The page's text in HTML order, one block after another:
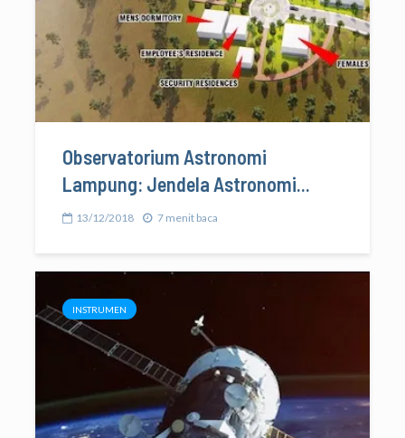
Observatorium Astronomi
Lampung: Jendela Astronomi...
13/12/2018 7 menit baca
INSTRUMEN